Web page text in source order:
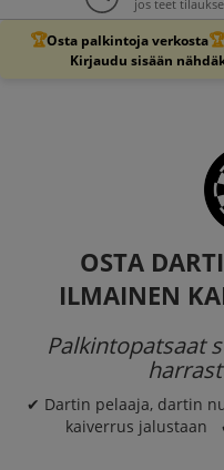
jos teet
🏆Osta palkintoja verkosta🏆
Kirjaudu sisään
OSTA
ILMAINEN
Palkintopatsaat
✔ Dartin pelaaja, dartin
kaiverrus jalustaan